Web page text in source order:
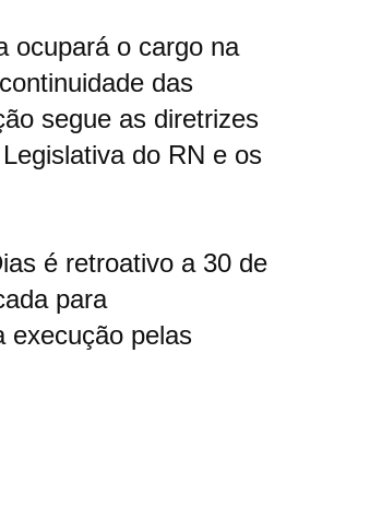
ocupará o cargo na
das
segue as diretrizes
do RN e os
é retroativo a 30 de
para
execução pelas